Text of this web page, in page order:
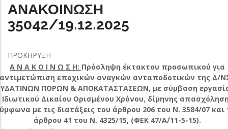
ΑΝΑΚΟΙΝΩΣΗ
35042/19.12.2025
ΠΡΟΚΗΡΥΞΗ
Α Ν Α Κ Ο Ι Ν Ω Σ Η: Πρόσληψη έκτακτου προσωπικού για
εποχικών αναγκών ανταποδοτικών της Δ/
ΥΔΑΤΙΝΩΝ ΠΟΡΩΝ & ΑΠΟΚΑΤΑΣΤΑΣΕΩΝ, με σύμβαση
Ιδιωτικού Δικαίου Ορισμένου Χρόνου, δίμηνης
με τις διατάξεις του άρθρου 206 του Ν. 3584/07 και
άρθρου 41 του Ν. 4325/15, (ΦΕΚ 47/Α΄/11-5-15).